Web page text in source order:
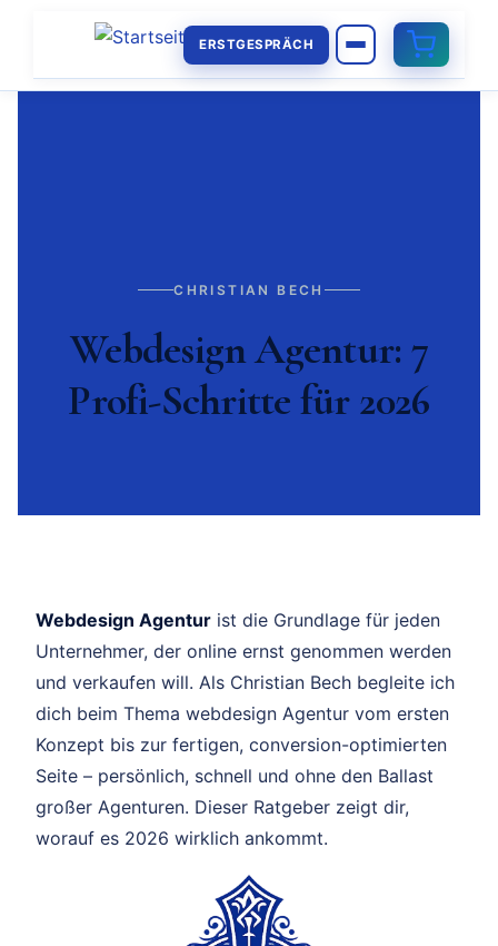
ERSTGESPRÄCH
CHRISTIAN BECH
Webdesign Agentur: 7
Profi-Schritte für 2026
Webdesign Agentur ist die Grundlage für jeden
Unternehmer, der online ernst genommen werden
und verkaufen will. Als Christian Bech begleite ich
dich beim Thema webdesign Agentur vom ersten
Konzept bis zur fertigen, conversion-optimierten
Seite – persönlich, schnell und ohne den Ballast
großer Agenturen. Dieser Ratgeber zeigt dir,
worauf es 2026 wirklich ankommt.